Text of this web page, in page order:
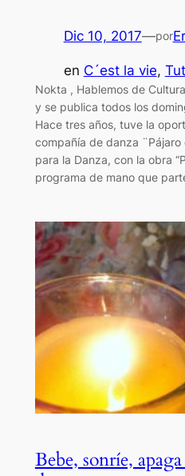
Dic 10, 2017—por
en C´est la vie,
Nokta , Hablemos de
y se publica todos los
Hace tres años, tuve la
compañía de danza
para la Danza, con la obra
programa de mano que
Bebe, sonríe,